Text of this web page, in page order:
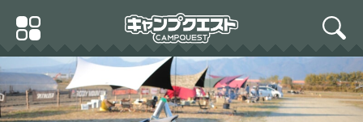
Primary
Menu
search